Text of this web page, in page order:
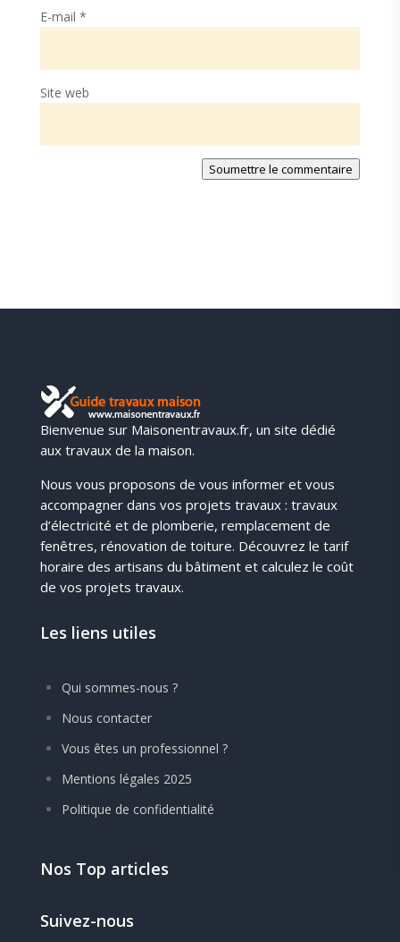
E-mail *
Site web
Soumettre le commentaire
Bienvenue sur Maisonentravaux.fr, un site dédié
aux travaux de la maison.
Nous vous proposons de vous informer et vous
accompagner dans vos projets travaux : travaux
d’électricité et de plomberie, remplacement de
fenêtres, rénovation de toiture. Découvrez le tarif
horaire des artisans du bâtiment et calculez le coût
de vos projets travaux.
Les liens utiles
Qui sommes-nous ?
Nous contacter
Vous êtes un professionnel ?
Mentions légales 2025
Politique de confidentialité
Nos Top articles
Suivez-nous